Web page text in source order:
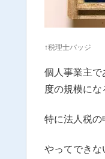
↑税理士バッジ
個人事業主で
度の規模に
特に法人税の
やってできな